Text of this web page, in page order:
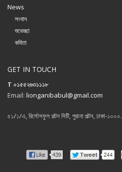
News
সংবাদ
শুভেচ্ছা
কবিতা
GET IN TOUCH
T ০১৫৫২৬৩১১১৮
Email: lionganibabul@gmail.com
৫১/১/এ, রির্সোসফুল পল্টন সিটি, পুরানা পল্টন, ঢাকা-১০০০.